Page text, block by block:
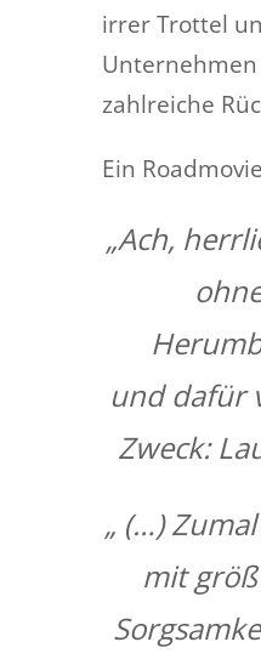
irrer Trottel
zahlreiche
Ein
„Ach,
und dafür
Zweck:
„ (…)
mit